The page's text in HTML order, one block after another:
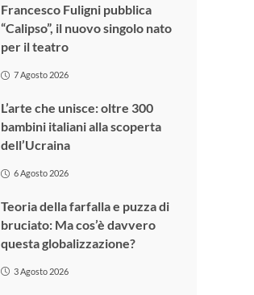
Francesco Fuligni pubblica
“Calipso”, il nuovo singolo nato
per il teatro
7 Agosto 2026
L’arte che unisce: oltre 300
bambini italiani alla scoperta
dell’Ucraina
6 Agosto 2026
Teoria della farfalla e puzza di
bruciato: Ma cos’è davvero
questa globalizzazione?
3 Agosto 2026